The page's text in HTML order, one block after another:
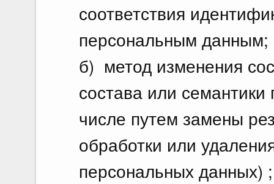
соответствия
персональным данным;
б) метод изменения
состава или
числе путем замены
обработки или
персональных данных) ;